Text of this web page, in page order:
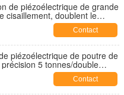
de piézoélectrique de grande
cisaillement, doublent le
piézoélectrique fini 50klb-
Contact
piézoélectrique de poutre de
5 tonnes/double
piézoélectrique deContact